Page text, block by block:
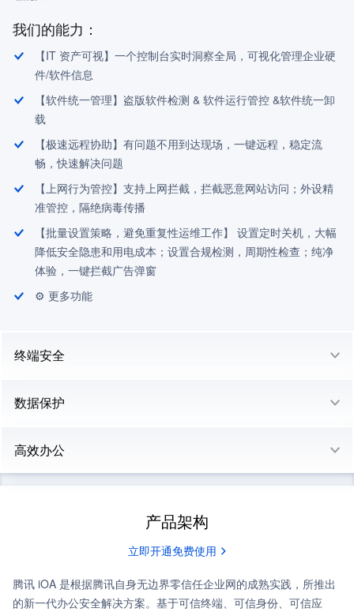
我们的能力：
【IT 资产可视】一个控制台实时洞察全局，可视化管理企业硬
件/软件信息
【软件统一管理】盗版软件检测 & 软件运行管控 &软件统一卸
载
【极速远程协助】有问题不用到达现场，一键远程，稳定流
畅，快速解决问题
【上网行为管控】支持上网拦截，拦截恶意网站访问；外设精
准管控，隔绝病毒传播
【批量设置策略，避免重复性运维工作】 设置定时关机，大幅
降低安全隐患和用电成本；设置合规检测，周期性检查；纯净
体验，一键拦截广告弹窗
⚙ 更多功能
终端安全
数据保护
高效办公
产品架构
立即开通免费使用
腾讯 iOA 是根据腾讯自身无边界零信任企业网的成熟实践，所推出
的新一代办公安全解决方案。基于可信终端、可信身份、可信应